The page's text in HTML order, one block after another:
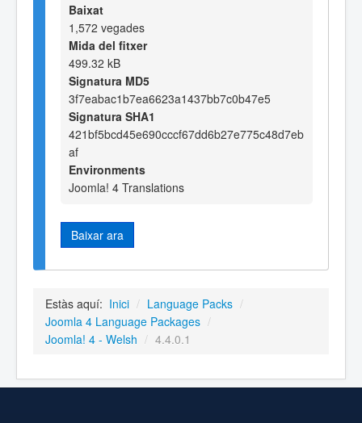
Baixat
1,572 vegades
Mida del fitxer
499.32 kB
Signatura MD5
3f7eabac1b7ea6623a1437bb7c0b47e5
Signatura SHA1
421bf5bcd45e690cccf67dd6b27e775c48d7eb
af
Environments
Joomla! 4 Translations
Baixar ara
Estàs aquí: Inici / Language Packs /
Joomla 4 Language Packages /
Joomla! 4 - Welsh / 4.4.0.1